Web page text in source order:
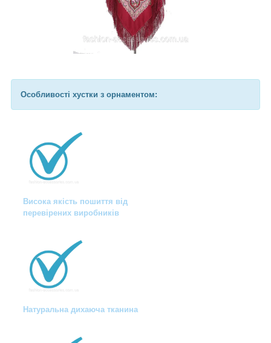
Особливості хустки з орнаментом:
Висока якість пошиття від
перевірених виробників
Натуральна дихаюча тканина